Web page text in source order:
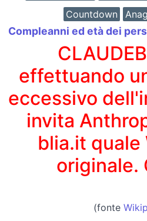
Countdown
Compleanni ed età dei
effettuando
eccessivo
invita
blia.it quale
originale.
(fonte